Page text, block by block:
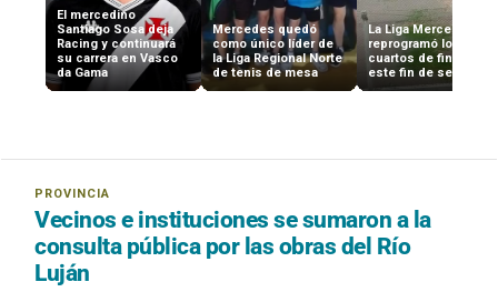
El mercedino
Santiago Sosa deja
Racing y continuará
su carrera en Vasco
da Gama
Mercedes quedó
como único líder de
la Liga Regional Norte
de tenis de mesa
La Liga Mercedina
reprogramó los
cuartos de final para
este fin de semana
Vecinos e instituciones se sumaron a la
consulta pública por las obras del Río
Luján